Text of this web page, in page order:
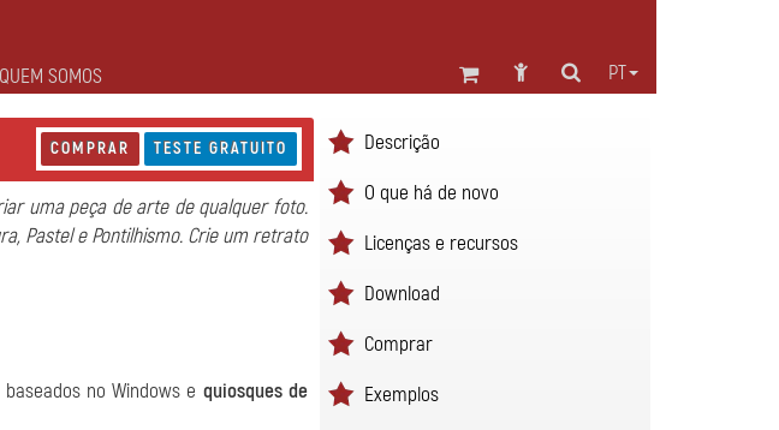
PT
QUEM SOMOS
COMPRAR TESTE GRATUITO
uma peça de arte de qualquer foto.
Pastel e Pontilhismo. Crie um retrato
baseados no Windows e quiosques de
Descrição
O que há de novo
Licenças e recursos
Download
Comprar
Exemplos